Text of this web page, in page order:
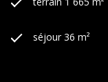
séjour 36 m²